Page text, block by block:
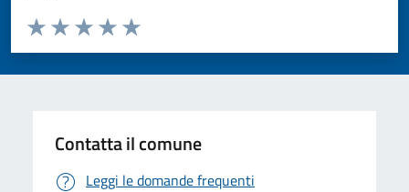
Valuta da 1 a 5 stelle la pagina
Valuta 5 stelle su 5
Valuta 4 stelle su 5
Valuta 3 stelle su 5
Valuta 2 stelle su 5
Valuta 1 stelle su 5
Contatta il comune
Leggi le domande frequenti